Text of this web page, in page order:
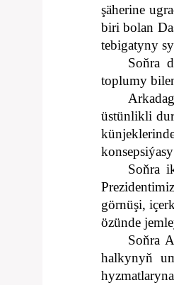
şäherine
biri bolan
tebigatyny
Soňra
toplumy
üstünlikli
Soňra
görnüşi,
özünde
Soňra
halkynyň